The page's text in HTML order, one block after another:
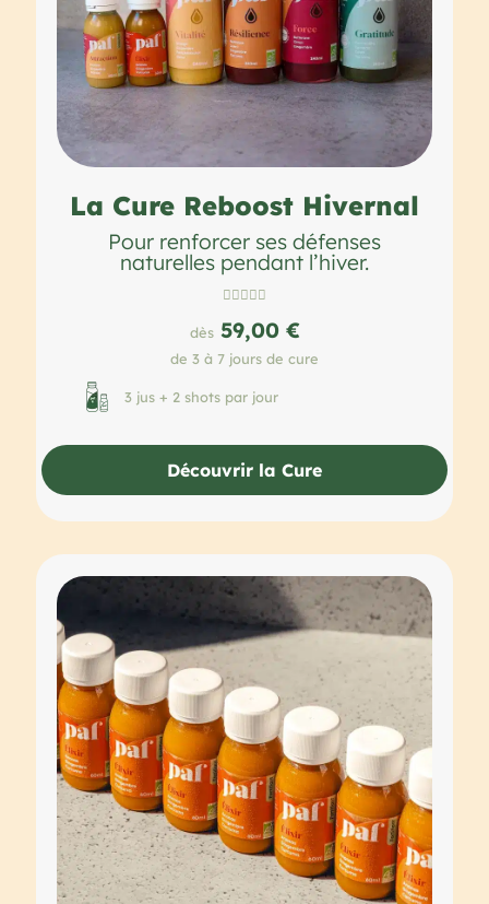
La Cure Reboost Hivernal
Pour renforcer ses défenses
naturelles pendant l’hiver.

dès59,00 €
de 3 à 7 jours de cure
3 jus + 2 shots par jour
Découvrir la Cure